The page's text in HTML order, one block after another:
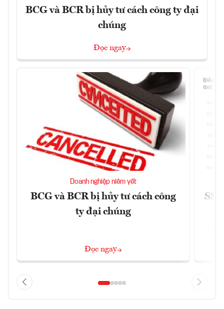
BCG và BCR bị hủy tư cách công ty đại
chúng
Đọc ngay
Doanh nghiệp niêm yết
BCG và BCR bị hủy tư cách công
ty đại chúng
Đọc ngay
SSI